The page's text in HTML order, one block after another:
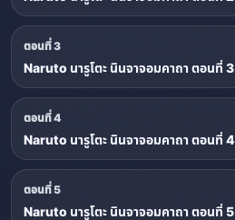
ตอนที่ 3
Naruto นารูโตะ นินจาจอมคาถา ตอนที่ 3
ตอนที่ 4
Naruto นารูโตะ นินจาจอมคาถา ตอนที่ 4
ตอนที่ 5
Naruto นารูโตะ นินจาจอมคาถา ตอนที่ 5